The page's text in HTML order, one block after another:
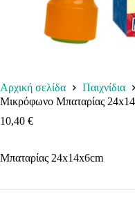
Αρχική σελίδα Παιχνίδια
Μικρόφωνο Μπαταρίας
10,40 €
Μπαταρίας 24x14x6cm